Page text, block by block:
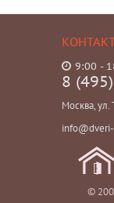
9:00 -
8
Москва, ул.
©